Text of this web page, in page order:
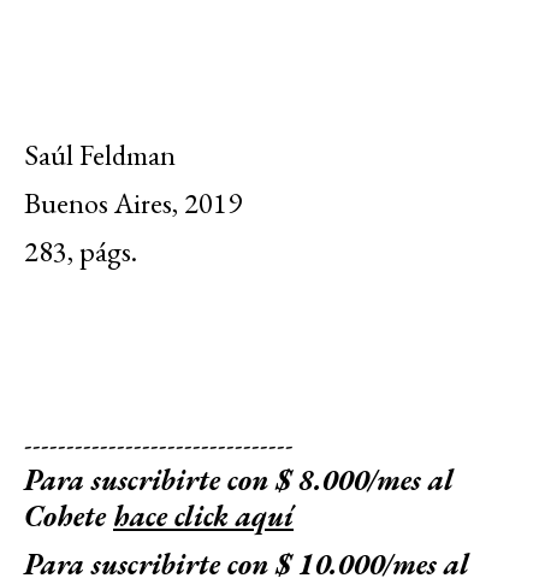
Saúl Feldman
Buenos Aires, 2019
283, págs.
--------------------------------
Para suscribirte con $ 8.000/mes al
Cohetehace click aquí
Para suscribirte con $ 10.000/mes al